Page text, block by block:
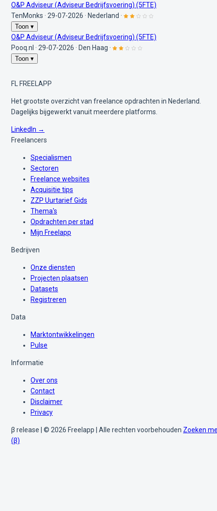
O&P Adviseur (Adviseur Bedrijfsvoering) (5FTE)
TenMonks · 29-07-2026 · Nederland ·
Toon ▾
O&P Adviseur (Adviseur Bedrijfsvoering) (5FTE)
Pooq.nl · 29-07-2026 · Den Haag ·
Toon ▾
FL FREELAPP
Het grootste overzicht van freelance opdrachten in Nederland.
Dagelijks bijgewerkt vanuit meerdere platforms.
LinkedIn →
Freelancers
Specialismen
Sectoren
Freelance websites
Acquisitie tips
ZZP Uurtarief Gids
Thema's
Opdrachten per stad
Mijn Freelapp
Bedrijven
Onze diensten
Projecten plaatsen
Datasets
Registreren
Data
Marktontwikkelingen
Pulse
Informatie
Over ons
Contact
Disclaimer
Privacy
β release | © 2026 Freelapp | Alle rechten voorbehouden Zoeken
(β)